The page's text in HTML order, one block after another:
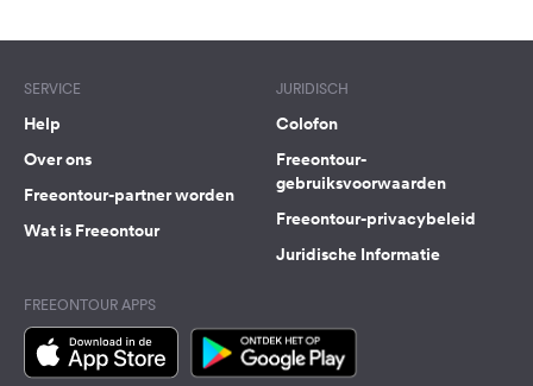
SERVICE
Help
Over ons
Freeontour-partner worden
Wat is Freeontour
JURIDISCH
Colofon
Freeontour-
gebruiksvoorwaarden
Freeontour-privacybeleid
Juridische Informatie
FREEONTOUR APPS